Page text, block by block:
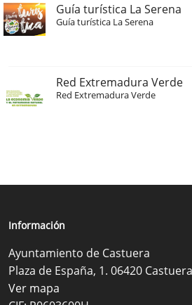
Guía turística La Serena
Guía turística La Serena
Red Extremadura Verde
Red Extremadura Verde
Información
Ayuntamiento de Castuera
Plaza de España, 1. 06420
Ver mapa